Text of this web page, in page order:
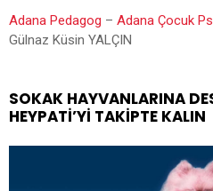
Adana Pedagog – Adana Çocuk
Gülnaz Küsin YALÇIN
SOKAK HAYVANLARINA
HEYPATİ’YI TAKIPTE KALIN